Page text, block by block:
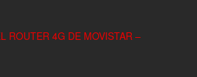
ROUTER 4G DE MOVISTAR –